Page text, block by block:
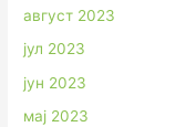
август 2023
јул 2023
јун 2023
мај 2023